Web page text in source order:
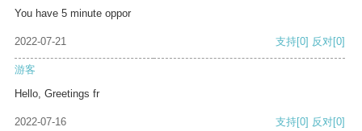
You have 5 minute oppor
2022-07-21 支持[0] 反对[0]
游客
Hello, Greetings fr
2022-07-16 支持[0] 反对[0]